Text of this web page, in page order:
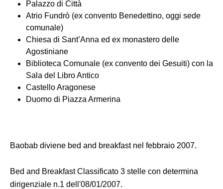
Palazzo di Città
Atrio Fundrò (ex convento Benedettino, oggi sede
comunale)
Chiesa di Sant’Anna ed ex monastero delle
Agostiniane
Biblioteca Comunale (ex convento dei Gesuiti) con la
Sala del Libro Antico
Castello Aragonese
Duomo di Piazza Armerina
Baobab diviene bed and breakfast nel febbraio 2007.
Bed and Breakfast Classificato 3 stelle con determina
dirigenziale n.1 dell'08/01/2007.